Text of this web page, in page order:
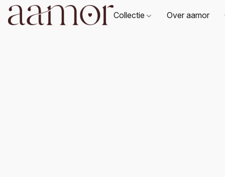
Collectie Over aamor